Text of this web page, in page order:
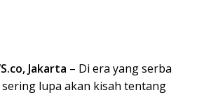
Jakarta – Di era yang serba
lupa akan kisah tentang